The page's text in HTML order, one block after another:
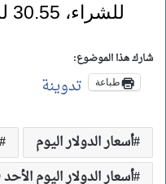
للشراء، 30.55 للبيع.
شارك هذا الموضوع:
طباعة تدوينة
أسعار الدولار اليوم
أسعار الدولار اليوم الأحد 29-1-2023